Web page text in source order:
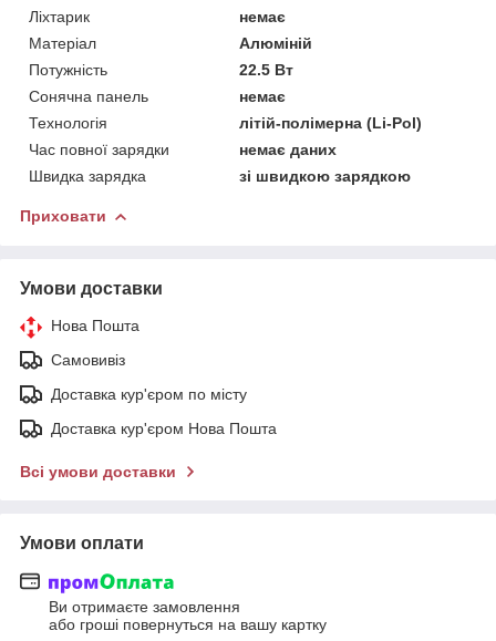
Ліхтарик
немає
Матеріал
Алюміній
Потужність
22.5 Вт
Сонячна панель
немає
Технологія
літій-полімерна (Li-Pol)
Час повної зарядки
немає даних
Швидка зарядка
зі швидкою зарядкою
Приховати
Умови доставки
Нова Пошта
Самовивіз
Доставка кур'єром по місту
Доставка кур'єром Нова Пошта
Всі умови доставки
Умови оплати
Ви отримаєте замовлення
або гроші повернуться на вашу картку